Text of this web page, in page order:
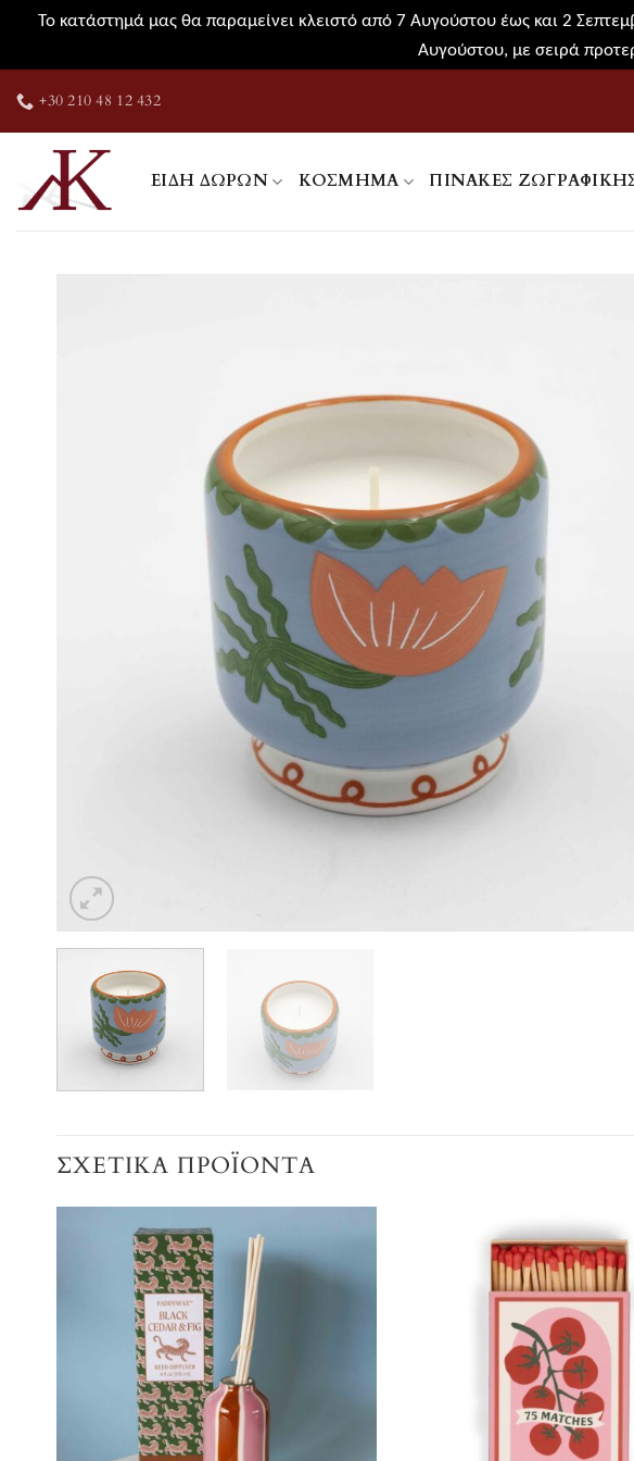
Το κατάστημά μας θα παραμείνει κλειστό από 7 Αυγούστου έως και 2
Αυγούστου, με σειρά
στο
+30 210 48 12 432
ΕΊΔΗ ΔΏΡΩΝ ΚΌΣΜΗΜΑ ΠΊΝΑΚΕΣ
ΣΧΕΤΙΚΆ ΠΡΟΪΌΝΤΑ